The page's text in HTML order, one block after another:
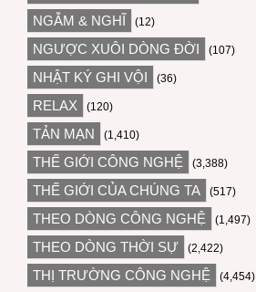
NGẪM & NGHĨ (12)
NGƯỢC XUÔI DÒNG ĐỜI (107)
NHẬT KÝ GHI VỘI (36)
RELAX (120)
TẢN MẠN (1,410)
THẾ GIỚI CÔNG NGHỆ (3,388)
THẾ GIỚI CỦA CHÚNG TA (517)
THEO DÒNG CÔNG NGHỆ (1,497)
THEO DÒNG THỜI SỰ (2,422)
THỊ TRƯỜNG CÔNG NGHỆ (4,454)